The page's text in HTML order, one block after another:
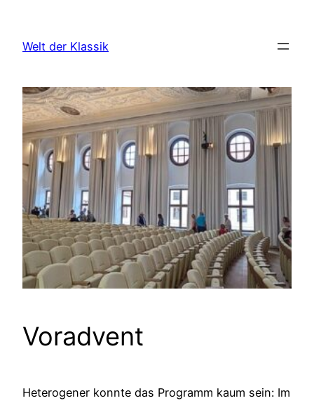
springen
Welt der Klassik
Voradvent
Heterogener konnte das Programm kaum sein: Im